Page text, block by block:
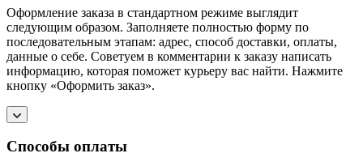
Оформление заказа в стандартном режиме выглядит
следующим образом. Заполняете полностью форму по
последовательным этапам: адрес, способ доставки, оплаты,
данные о себе. Советуем в комментарии к заказу написать
информацию, которая поможет курьеру вас найти. Нажмите
кнопку «Оформить заказ».
Способы оплаты